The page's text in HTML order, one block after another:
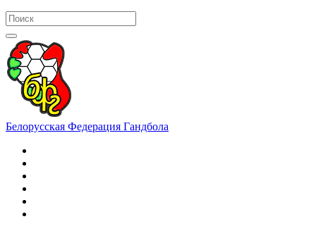
Белорусская Федерация Гандбола